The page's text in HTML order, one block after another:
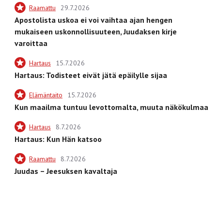
Raamattu 29.7.2026
Apostolista uskoa ei voi vaihtaa ajan hengen
mukaiseen uskonnollisuuteen, Juudaksen kirje
varoittaa
Hartaus 15.7.2026
Hartaus: Todisteet eivät jätä epäilylle sijaa
Elämäntaito 15.7.2026
Kun maailma tuntuu levottomalta, muuta näkökulmaa
Hartaus 8.7.2026
Hartaus: Kun Hän katsoo
Raamattu 8.7.2026
Juudas – Jeesuksen kavaltaja